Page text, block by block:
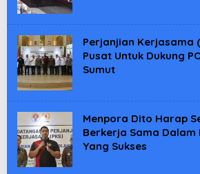
Perjanjian Kerjasama
Pusat Untuk Dukung
Sumut
Menpora Dito Harap
Berkerja Sama Dalam
Yang Sukses